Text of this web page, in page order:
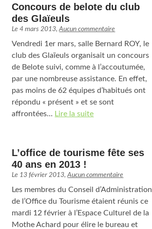
Concours de belote du club
des Glaïeuls
Le4 mars 2013,Aucun commentaire
Vendredi 1er mars, salle Bernard ROY, le
club des Glaïeuls organisait un concours
de Belote suivi, comme à l’accoutumée,
par une nombreuse assistance. En effet,
pas moins de 62 équipes d’habitués ont
répondu « présent » et se sont
affrontées… Lire la suite
L’office de tourisme fête ses
40 ans en 2013 !
Le 13 février 2013,Aucun commentaire
Les membres du Conseil d’Administration
de l’Office du Tourisme étaient réunis ce
mardi 12 février à l’Espace Culturel de la
Mothe Achard pour élire le bureau et